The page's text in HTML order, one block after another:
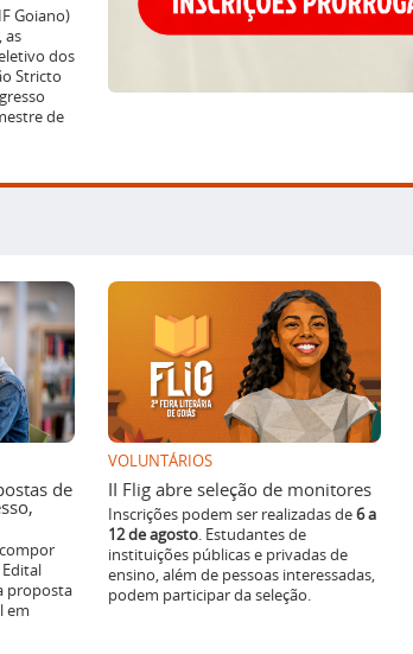
Goiano)
, as
dos
Stricto
de
de
proposta
em
VOLUNTÁRIOS
II Flig abre seleção de monitores
Inscrições podem ser realizadas de6 a
12 de agosto. Estudantes de
instituições públicas e privadas de
ensino, além de pessoas interessadas,
podem participar da seleção.